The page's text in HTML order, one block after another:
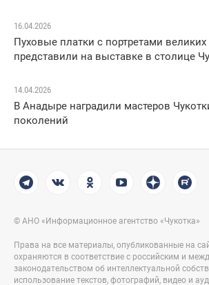
16.04.2026
Пуховые платки с портретами
представили на выставке в столице
14.04.2026
В Анадыре наградили мастеров
поколений
© АНО «Информационное агентство «Чукотка»
Права на все материалы, опубликованные на
охраняются в соответствие с российским и
законодательством об интеллектуальной
использование текстов, фотографий, видео и